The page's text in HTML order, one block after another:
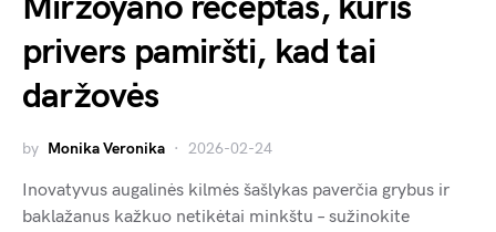
privers pamiršti, kad tai
daržovės
by Monika Veronika 2026-02-24
Inovatyvus augalinės kilmės šašlykas paverčia grybus ir
baklažanus kažkuo netikėtai minkštu – sužinokite